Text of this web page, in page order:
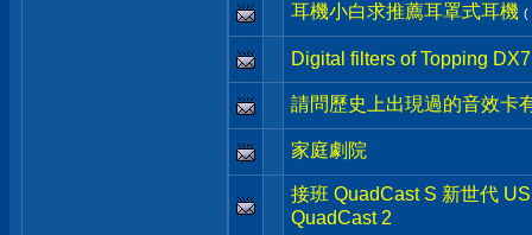
耳機小白求推薦耳罩式耳機 (
Digital filters of Topping
請問歷史上出現過的音效卡
家庭劇院
接班 QuadCast S 新世代
QuadCast 2